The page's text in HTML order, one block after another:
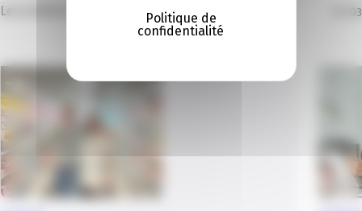
Les articles dans la même thématique 03
Politique de
confidentialité